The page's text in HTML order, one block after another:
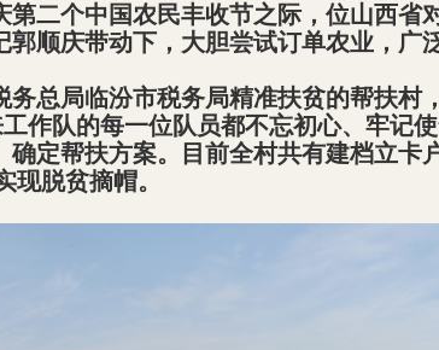
第二个中国农民丰收节之际，位山西省
郭顺庆带动下，大胆尝试订单农业，广
务总局临汾市税务局精准扶贫的帮扶村
作队的每一位队员都不忘初心、牢记
确定帮扶方案。目前全村共有建档立卡
现脱贫摘帽。